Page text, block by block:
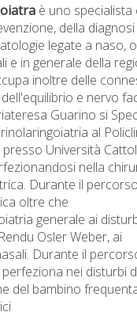
è uno specialista
della diagnosi
legate a naso,
e in generale della
inoltre delle
e nervo
Guarino si
al
presso Università
nella
Durante il percorso
oltre che
generale ai
Osler Weber, ai
Durante il
nei disturbi
del bambino